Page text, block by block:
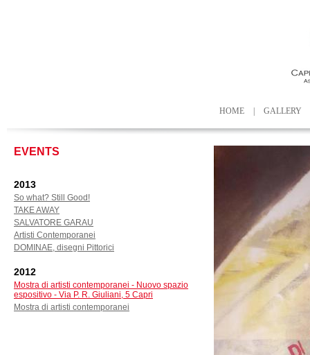
HOME GALLERY
EVENTS
2013
So what? Still Good!
TAKE AWAY
SALVATORE GARAU
Artisti Contemporanei
DOMINAE, disegni Pittorici
2012
Mostra di artisti contemporanei - Nuovo spazio
espositivo - Via P. R. Giuliani, 5 Capri
Mostra di artisti contemporanei